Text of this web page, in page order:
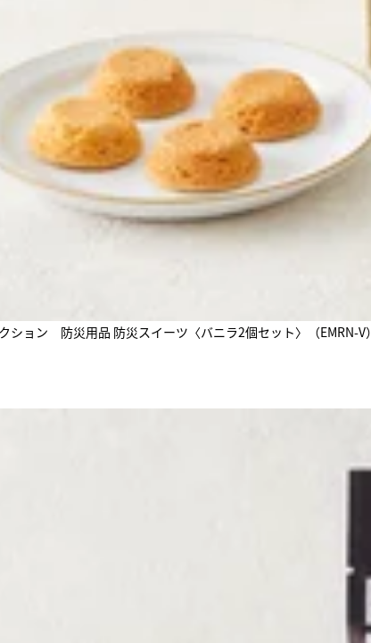
ション 防災用品 防災スイーツ〈バニラ2個セット〉（EMRN-V）